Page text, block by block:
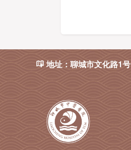
 地址：聊城市文化路1号